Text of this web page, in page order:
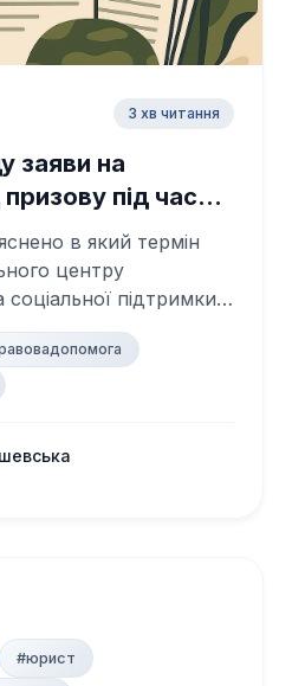
3 хв читання
заяви на
під час
в який термін
центру
підтримки
#юрист